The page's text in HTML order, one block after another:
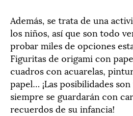
Además, se trata de una
los niños, así que son todo
probar miles de opciones
Figuritas de origami con
cuadros con acuarelas,
papel… ¡Las posibilidades
siempre se guardarán con
recuerdos de su infancia!